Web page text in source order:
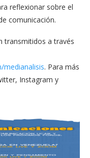
reflexionar sobre el
comunicación.
transmitidos a través
. Para más
Instagram y